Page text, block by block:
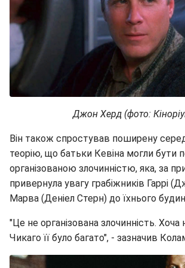
Джон Херд (фото:
Він також спростував поширену
теорію, що батьки Кевіна могли бути
організованою злочинністю, яка, за
привернула увагу грабіжників Гаррі
Марва (Деніел Стерн) до їхнього
"Це не організована злочинність. Хоча
Чикаго її було багато", - зазначив